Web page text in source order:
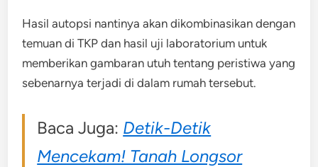
Hasil autopsi nantinya akan dikombinasikan dengan
temuan di TKP dan hasil uji laboratorium untuk
memberikan gambaran utuh tentang peristiwa yang
sebenarnya terjadi di dalam rumah tersebut.
Baca Juga: Detik-Detik
Mencekam! Tanah Longsor